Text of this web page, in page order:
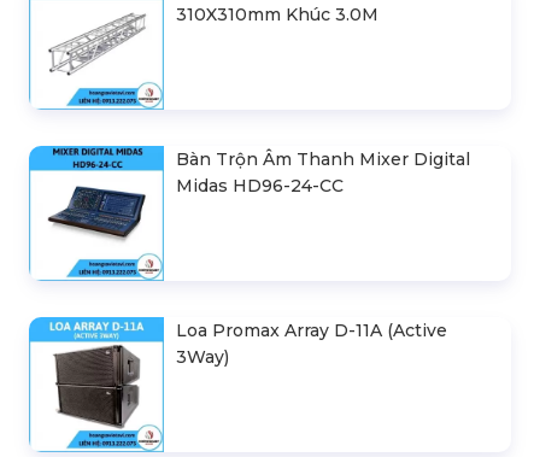
310X310mm Khúc 3.0M
Bàn Trộn Âm Thanh Mixer Digital
Midas HD96-24-CC
Loa Promax Array D-11A (Active
3Way)